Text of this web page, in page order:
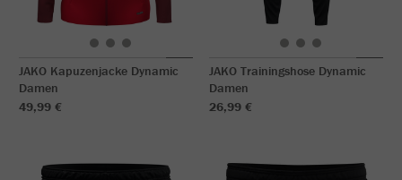
JAKO Kapuzenjacke Dynamic
Damen
49,99 €
JAKO Trainingshose Dynamic
Damen
26,99 €